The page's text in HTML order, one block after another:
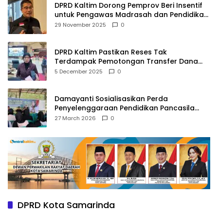
DPRD Kaltim Dorong Pemprov Beri Insentif
untuk Pengawas Madrasah dan Pendidikan
Agama
29 November 2025 0
DPRD Kaltim Pastikan Reses Tak
Terdampak Pemotongan Transfer Dana
Pusat
5 December 2025 0
Damayanti Sosialisasikan Perda
Penyelenggaraan Pendidikan Pancasila
dan Wawasan Kebangsaan
27 March 2026 0
DPRD Kota Samarinda